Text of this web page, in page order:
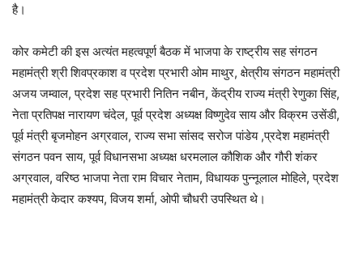
है।
कोर कमेटी की इस अत्यंत महत्वपूर्ण बैठक में भाजपा के राष्ट्रीय सह संगठन
महामंत्री श्री शिवप्रकाश व प्रदेश प्रभारी ओम माथुर, क्षेत्रीय संगठन महामंत्री
अजय जम्वाल, प्रदेश सह प्रभारी नितिन नबीन, केंद्रीय राज्य मंत्री रेणुका सिंह,
नेता प्रतिपक्ष नारायण चंदेल, पूर्व प्रदेश अध्यक्ष विष्णुदेव साय और विक्रम उसेंडी,
पूर्व मंत्री बृजमोहन अग्रवाल, राज्य सभा सांसद सरोज पांडेय ,प्रदेश महामंत्री
संगठन पवन साय, पूर्व विधानसभा अध्यक्ष धरमलाल कौशिक और गौरी शंकर
अग्रवाल, वरिष्ठ भाजपा नेता राम विचार नेताम, विधायक पुन्नूलाल मोहिले, प्रदेश
महामंत्री केदार कश्यप, विजय शर्मा, ओपी चौधरी उपस्थित थे।